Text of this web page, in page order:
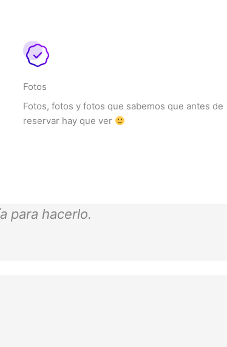
Fotos
Fotos, fotos y fotos que sabemos que antes de
reservar hay que ver
para hacerlo.